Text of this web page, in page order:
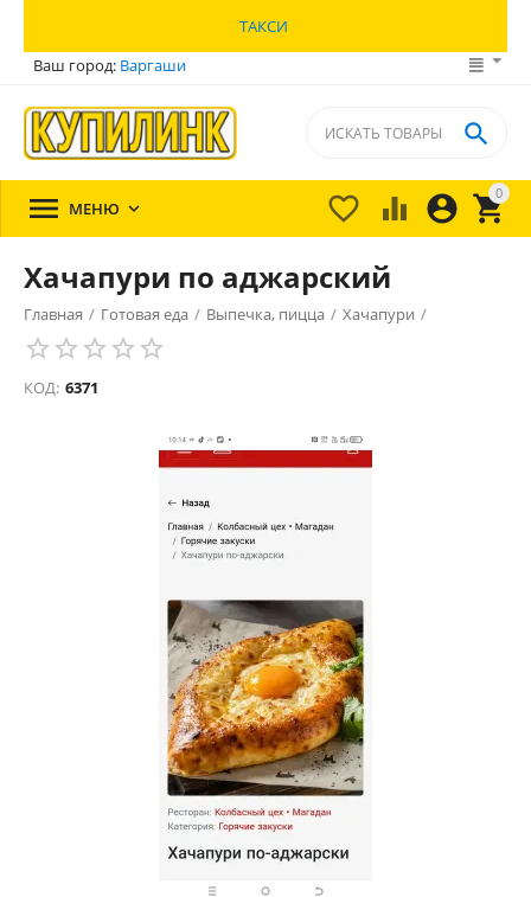
ТАКСИ
Ваш город: Варгаши
0


 

 МЕНЮ 
Хачапури по аджарский
Главная / Готовая еда / Выпечка, пицца / Хачапури /
КОД: 6371